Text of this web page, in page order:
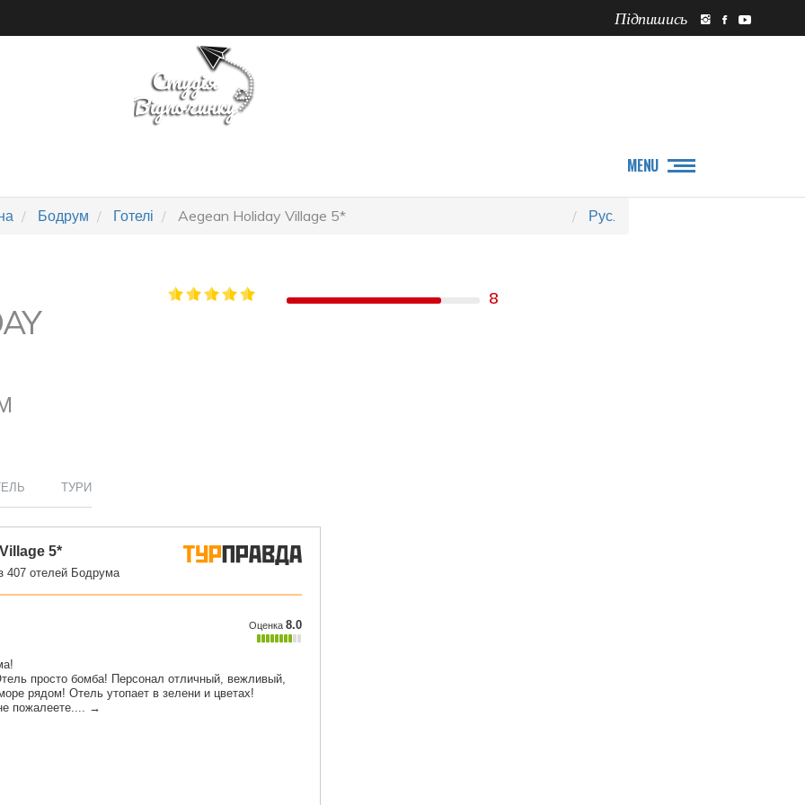
Підпишись
MENU
Бодрум Готелі Aegean Holiday Village 5* Рус.
8
ТУРИ